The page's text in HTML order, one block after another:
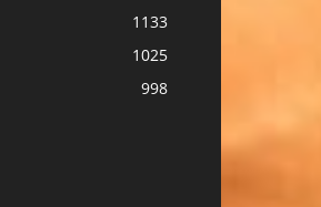
1133
1025
998